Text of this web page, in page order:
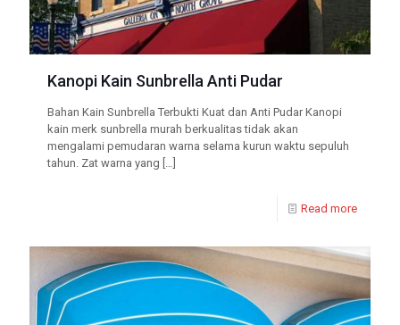
Kanopi Kain Sunbrella Anti Pudar
Bahan Kain Sunbrella Terbukti Kuat dan Anti Pudar Kanopi
kain merk sunbrella murah berkualitas tidak akan
mengalami pemudaran warna selama kurun waktu sepuluh
tahun. Zat warna yang […]
Read more